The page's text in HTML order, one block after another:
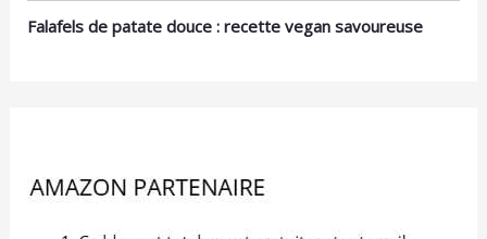
vos besoins de réception
hauteur, une taille
Falafels de patate douce : recette vegan savoureuse